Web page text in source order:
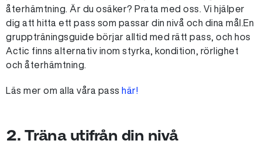
återhämtning. Är du osäker? Prata med oss. Vi hjälper
dig att hitta ett pass som passar din nivå och dina mål.En
gruppträningsguide börjar alltid med rätt pass, och hos
Actic finns alternativ inom styrka, kondition, rörlighet
och återhämtning.
Läs mer om alla våra pass här!
2. Träna utifrån din nivå